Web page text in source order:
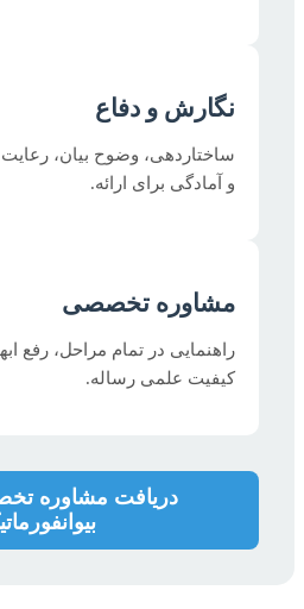
نگارش و دفاع
ساختاردهی، وضوح بیان،
و آمادگی برای ارائه.
مشاوره تخصصی
راهنمایی در تمام مراحل، رفع
کیفیت علمی رساله.
دریافت مشاوره